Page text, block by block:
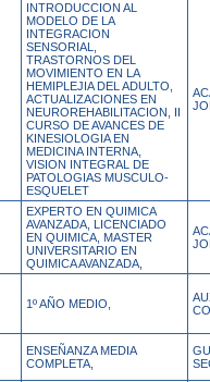
INTRODUCCION AL
MODELO DE LA
INTEGRACION
SENSORIAL,
TRASTORNOS DEL
MOVIMIENTO EN LA
HEMIPLEJIA DEL ADULTO,
ACTUALIZACIONES EN
NEUROREHABILITACION, II
CURSO DE AVANCES DE
KINESIOLOGIA EN
MEDICINA INTERNA,
VISION INTEGRAL DE
PATOLOGIAS MUSCULO-
ESQUELET
EXPERTO EN QUIMICA
AVANZADA, LICENCIADO
EN QUIMICA, MASTER
UNIVERSITARIO EN
QUIMICA AVANZADA,
1º AÑO MEDIO,
ENSEÑANZA MEDIA
COMPLETA,